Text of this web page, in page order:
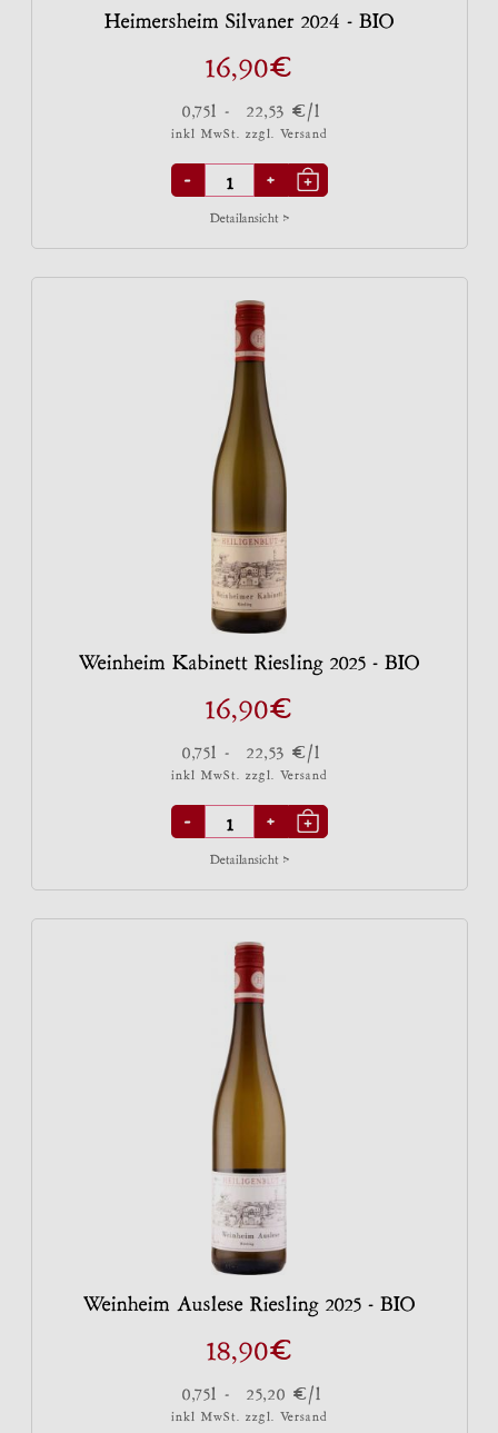
Heimersheim Silvaner 2024 - BIO
16,90€
0,75l - 22,53 €/l
inkl MwSt. zzgl. Versand
- +
Detailansicht >
Weinheim Kabinett Riesling 2025 - BIO
16,90€
0,75l - 22,53 €/l
inkl MwSt. zzgl. Versand
- +
Detailansicht >
Weinheim Auslese Riesling 2025 - BIO
18,90€
0,75l - 25,20 €/l
inkl MwSt. zzgl. Versand